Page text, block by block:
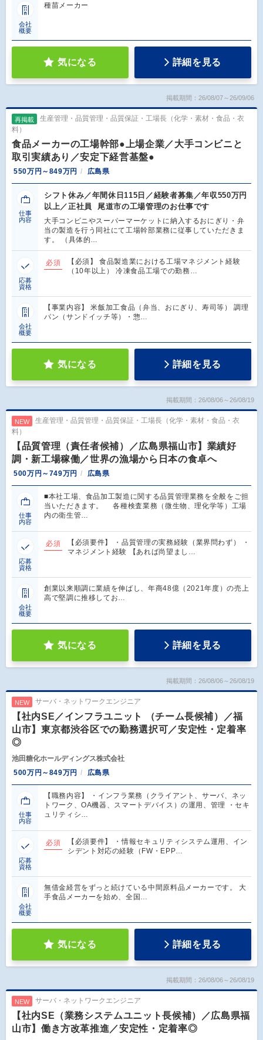
会社
概要
種苗メーカー
気になる 詳細を見る
掲載期間：26/08/07～26/09/06
再掲載
生産管理・品質管理・品質保証・工場長（化学・素材・食品・衣
料）
食品メーカーの工場幹部●上場企業／大手コンビニと
取引実績あり／安定下経営基盤●
550万円～849万円 広島県
仕事
内容
シフト休み／年間休日115日／経験者募集／年収550万円
以上／正社員 尾道市の工場管理のお仕事です
大手コンビニやスーパーマーケットに納入するおにぎり・弁
当の製造を行う同社にて工場幹部業務に従事していただきま
す。 （具体的…
応募
資格
必須
【必須】 食品製造業における工場マネジメント経験
（10年以上） 冷凍食品工場での勤務…
会社
概要
【事業内容】 米飯加工食品（弁当、おにぎり、寿司等） 調理
パン（サンドイッチ等）・惣…
気になる 詳細を見る
掲載期間：26/08/06～26/08/19
NEW
生産管理・品質管理・品質保証・工場長（化学・素材・食品・衣
料）
【品質管理（責任者候補）／広島県福山市】業績好
調・新工場稼働／世界の漁場から日本の食卓へ
500万円～749万円 広島県
仕事
内容
■本社工場、食品加工製造に関する品質管理業務を全般をご担
当いただきます。 各種検査業務（微生物、理化学等）工場
内の衛生管…
応募
資格
必須
【必須要件】 ・品質管理の実務経験（業界問わず） ・
マネジメント経験 【あれば尚望まし…
会社
概要
創業以来順調に業績を伸ばし、年商48億（2021年度）の売上
高で堅調に推移してお…
気になる 詳細を見る
掲載期間：26/08/06～26/08/19
NEW サーバ・ネットワークエンジニア
【社内SE／インフラユニット （チーム長候補）／福
山市】東京都渋谷区での勤務選択可／安定性・定着率
◎
池田糖化ホールディングス株式会社
500万円～849万円
広島県
仕事
内容
【職務内容】 ・インフラ業務（クライアント、サーバ、ネッ
トワーク、OA機器、スマートデバイス）の運用、管理 ・セキ
ュリティシ…
応募
資格
必須
【必須要件】 ・情報セキュリティシステム運用、イン
シデント対応の経験（FW・EPP…
会社
概要
無借金経営をずっと続けている中間原料品メーカーです。 大
手食品メーカーを始め、全国…
気になる 詳細を見る
掲載期間：26/08/06～26/08/19
NEW サーバ・ネットワークエンジニア
【社内SE（業務システムユニット長候補）／広島県福
山市】働き方改革推進／安定性・定着率◎